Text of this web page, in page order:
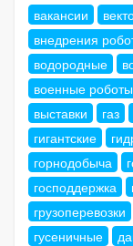
вакансии
внедрения
водородные
военные роботы
выставки
газ
гигантские
горнодобыча
господдержка
грузоперевозки
гусеничные